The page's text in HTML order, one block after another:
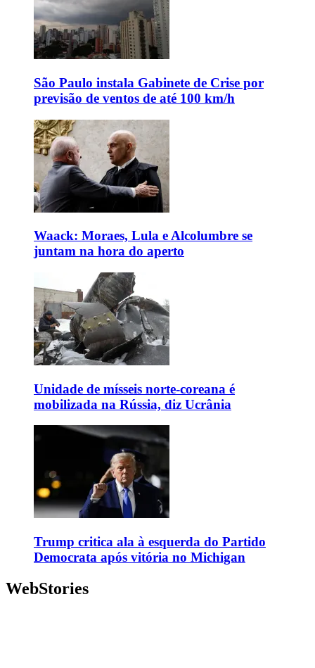
São Paulo instala Gabinete de Crise por
previsão de ventos de até 100 km/h
Waack: Moraes, Lula e Alcolumbre se
juntam na hora do aperto
Unidade de mísseis norte-coreana é
mobilizada na Rússia, diz Ucrânia
Trump critica ala à esquerda do Partido
Democrata após vitória no Michigan
WebStories